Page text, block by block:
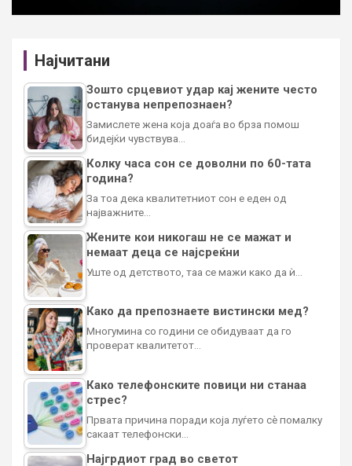
Најчитани
Зошто срцевиот удар кај жените често
останува непрепознаен?
Замислете жена која доаѓа во брза помош
бидејќи чувствува…
Колку часа сон се доволни по 60-тата
година?
За тоа дека квалитетниот сон е еден од
најважните…
Жените кои никогаш не се мажат и
немаат деца се најсреќни
Уште од детството, таа се мажи како да ѝ…
Како да препознаете вистински мед?
Многумина со години се обидуваат да го
проверат квалитетот…
Како телефонските повици ни станаа
стрес?
Првата причина поради која луѓето сè помалку
сакаат телефонски…
Најгрдиот град во светот